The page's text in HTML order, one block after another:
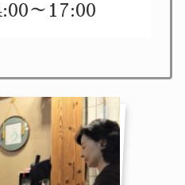
～17:00